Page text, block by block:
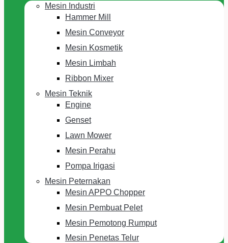
Mesin Industri
Hammer Mill
Mesin Conveyor
Mesin Kosmetik
Mesin Limbah
Ribbon Mixer
Mesin Teknik
Engine
Genset
Lawn Mower
Mesin Perahu
Pompa Irigasi
Mesin Peternakan
Mesin APPO Chopper
Mesin Pembuat Pelet
Mesin Pemotong Rumput
Mesin Penetas Telur